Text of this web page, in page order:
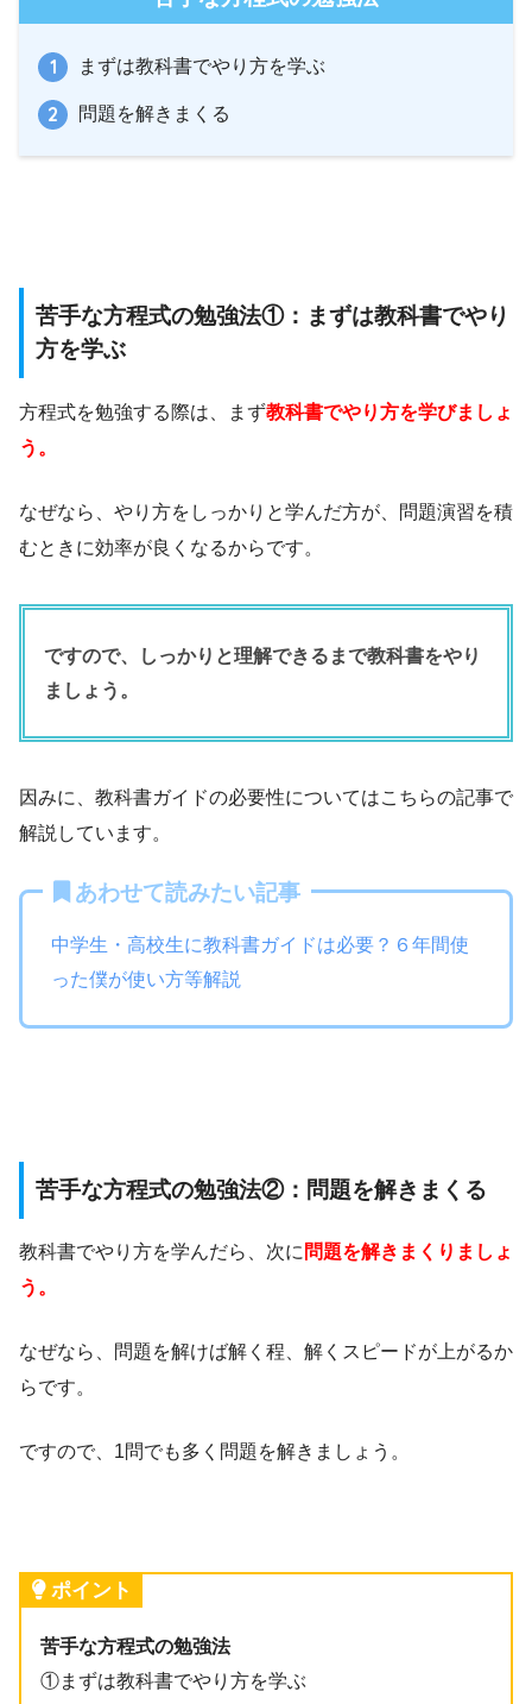
まずは教科書でやり方を学ぶ
問題を解きまくる
苦手な方程式の勉強法①：まずは教科書でやり
方を学ぶ
方程式を勉強する際は、まず教科書でやり方を学びましょ
う。
なぜなら、やり方をしっかりと学んだ方が、問題演習を積
むときに効率が良くなるからです。
ですので、しっかりと理解できるまで教科書をやり
ましょう。
因みに、教科書ガイドの必要性についてはこちらの記事で
解説しています。
あわせて読みたい記事
中学生・高校生に教科書ガイドは必要？６年間使
った僕が使い方等解説
苦手な方程式の勉強法②：問題を解きまくる
教科書でやり方を学んだら、次に 問題を解きまくりましょ
う。
なぜなら、問題を解けば解く程、解くスピードが上がるか
らです。
ですので、1問でも多く問題を解きましょう。
ポイント
苦手な方程式の勉強法
①まずは教科書でやり方を学ぶ